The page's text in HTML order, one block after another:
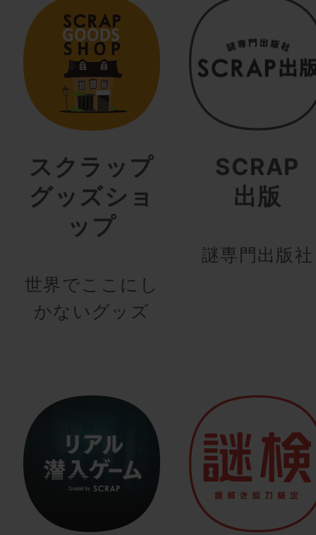
スクラップ
グッズショ
ップ
世界でここにし
かないグッズ
SCRAP
出版
謎専門出版社